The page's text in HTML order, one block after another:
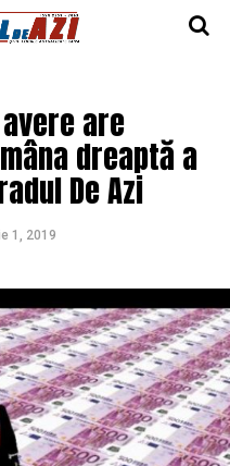
are
dreaptă a
De Azi
1, 2019